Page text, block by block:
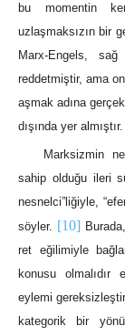
bu momentin
uzlaşmaksızın bir
Marx-Engels, sağ
reddetmiştir, ama
aşmak adına
dışında yer almıştır.
Marksizmin
sahip olduğu ileri
nesnelci”liğiyle,
söyler. [10]
ret eğilimiyle
konusu olmalıdır
eylemi
kategorik bir